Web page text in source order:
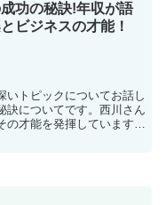
功の秘訣!年収が語
ビジネスの才能！
いトピックについてお話し
訣についてです。西川さん
の才能を発揮しています。